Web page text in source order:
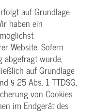
auf Grundlage
haben ein
Website. Sofern
abgefragt wurde,
auf Grundlage
§ 25 Abs. 1 TTDSG,
von Cookies
im Endgerät des